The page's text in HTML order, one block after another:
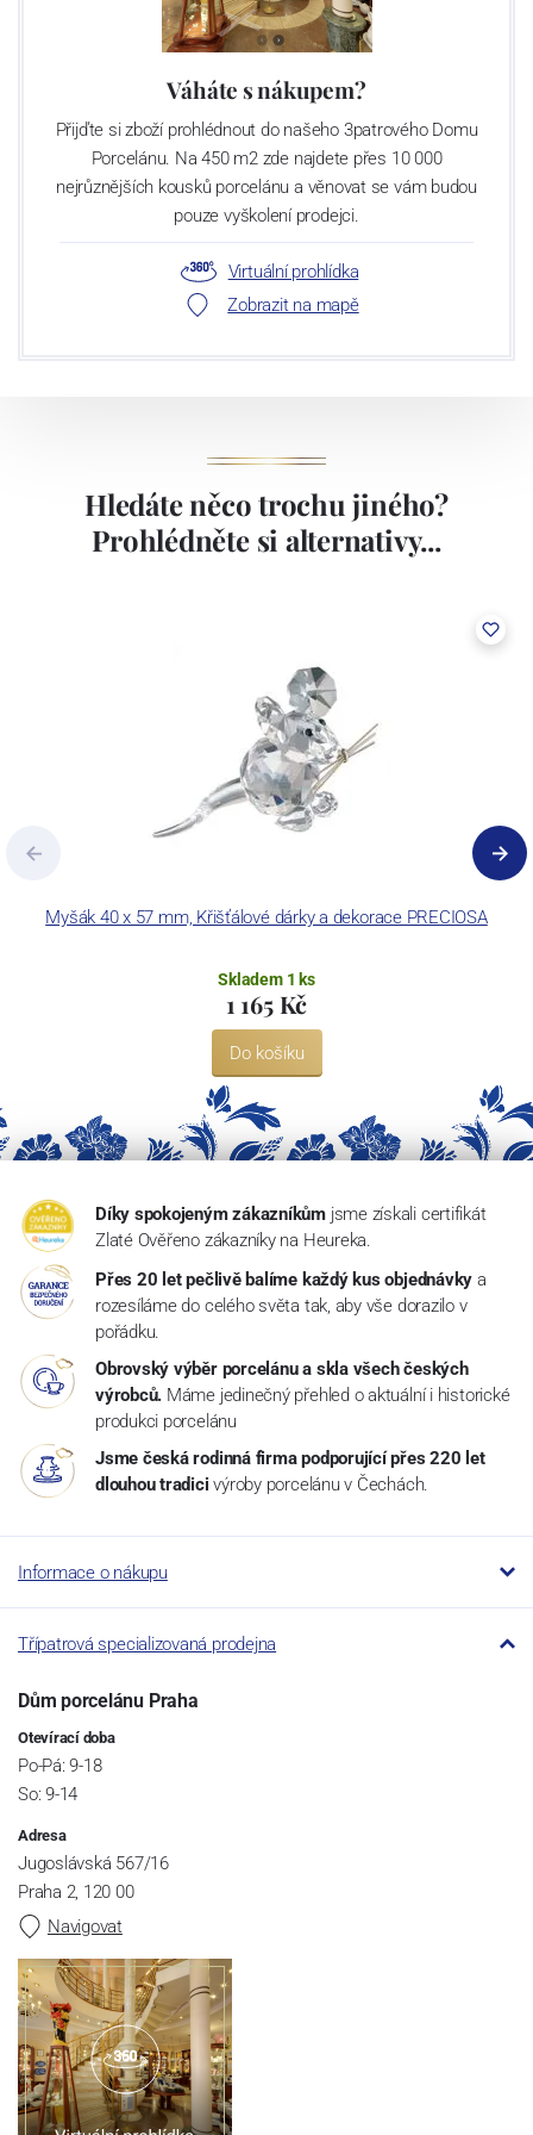
Váháte s nákupem?
Přijďte si zboží prohlédnout do našeho 3patrového Domu
Porcelánu. Na 450 m2 zde najdete přes 10 000
nejrůznějších kousků porcelánu a věnovat se vám budou
pouze vyškolení prodejci.
Virtuální prohlídka
Zobrazit na mapě
Hledáte něco trochu jiného?
Prohlédněte si alternativy...
Myšák 40 x 57 mm, Křišťálové dárky a dekorace PRECIOSA
Skladem 1 ks
1 165 Kč
Do košíku
Díky spokojeným zákazníkům jsme získali certifikát
Zlaté Ověřeno zákazníky na Heureka.
Přes 20 let pečlivě balíme každý kus objednávky a
rozesíláme do celého světa tak, aby vše dorazilo v
pořádku.
Obrovský výběr porcelánu a skla všech českých
výrobců. Máme jedinečný přehled o aktuální i historické
produkci porcelánu
Jsme česká rodinná firma podporující přes 220 let
dlouhou tradici výroby porcelánu v Čechách.
Informace o nákupu
Třípatrová specializovaná prodejna
Dům porcelánu Praha
Otevírací doba
Po-Pá: 9-18
So: 9-14
Adresa
Jugoslávská 567/16
Praha 2, 120 00
Navigovat